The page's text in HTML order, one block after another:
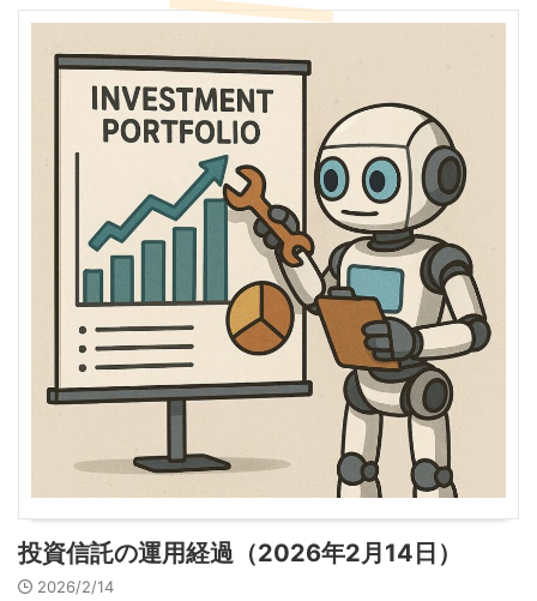
投資信託の運用経過（2026年2月14日）
2026/2/14